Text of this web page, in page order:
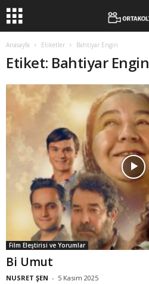
Anasayfa Etiketler Bahtiyar Engin
Etiket: Bahtiyar Engin
Film Eleştirisi ve Yorumlar
Bi Umut
NUSRET ŞEN - 5 Kasım 2025